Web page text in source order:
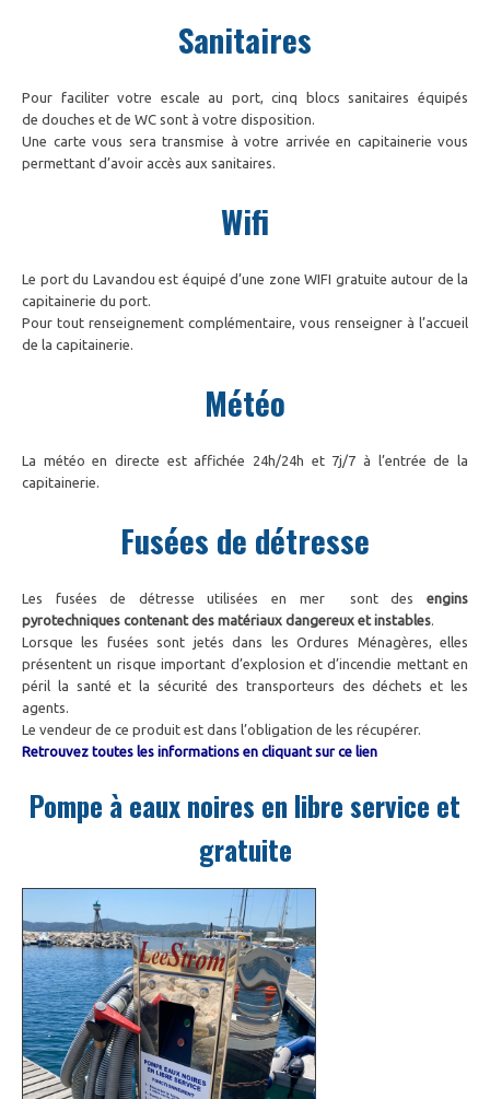
Sanitaires
Pour faciliter votre escale au port, cinq blocs sanitaires équipés
de douches et de WC sont à votre disposition.
Une carte vous sera transmise à votre arrivée en capitainerie vous
permettant d’avoir accès aux sanitaires.
Wifi
Le port du Lavandou est équipé d’une zone WIFI gratuite autour de la
capitainerie du port.
Pour tout renseignement complémentaire, vous renseigner à l’accueil
de la capitainerie.
Météo
La météo en directe est affichée 24h/24h et 7j/7 à l’entrée de la
capitainerie.
Fusées de détresse
Les fusées de détresse utilisées en mer sont des engins
pyrotechniques contenant des matériaux dangereux et instables.
Lorsque les fusées sont jetés dans les Ordures Ménagères, elles
présentent un risque important d’explosion et d’incendie mettant en
péril la santé et la sécurité des transporteurs des déchets et les
agents.
Le vendeur de ce produit est dans l’obligation de les récupérer.
Retrouvez toutes les informations en cliquant sur ce lien
Pompe à eaux noires en libre service et
gratuite